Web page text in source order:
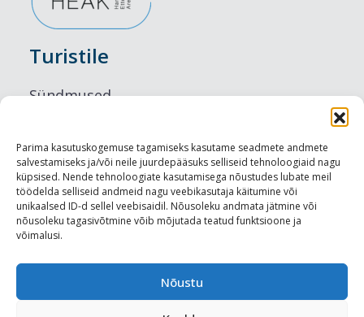
Parima kasutuskogemuse tagamiseks kasutame seadmete andmete
salvestamiseks ja/või neile juurdepääsuks selliseid tehnoloogiaid nagu
küpsised. Nende tehnoloogiate kasutamisega nõustudes lubate meil
töödelda selliseid andmeid nagu veebikasutaja käitumine või
unikaalsed ID-d sellel veebisaidil. Nõusoleku andmata jätmine või
nõusoleku tagasivõtmine võib mõjutada teatud funktsioone ja
võimalusi.
Nõustu
Turistile
Sündmused
Maitseelamused
Vaatamisväärsused
Visit Tallinn
Turismiprofessionaalile